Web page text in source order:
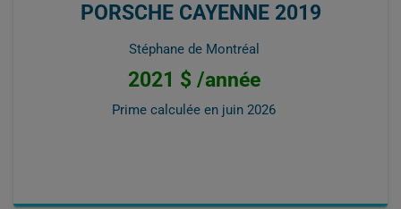
PORSCHE CAYENNE 2019
Stéphane de Montréal
2021 $ /année
Prime calculée en juin 2026